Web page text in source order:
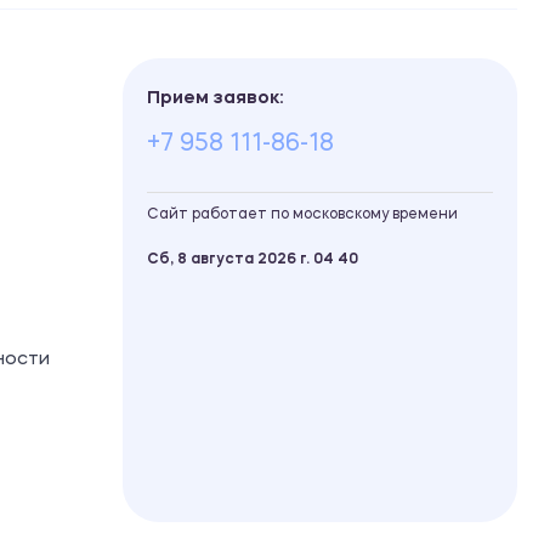
Прием заявок:
+7 958 111-86-18
Сайт работает по московскому времени
Сб, 8 августа 2026 г. 04 40